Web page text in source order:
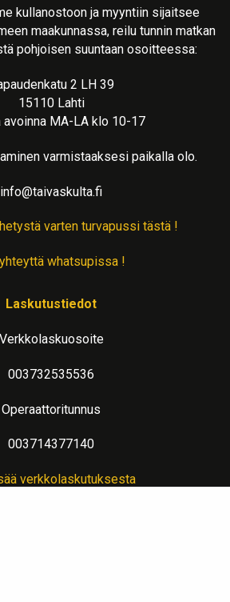
kullanostoon ja myyntiin sijaitsee
maakunnassa, reilu tunnin matkan
pohjoisen suuntaan osoitteessa:
2 LH 39
15110 Lahti
MA-LA klo 10-17
varmistaaksesi paikalla olo.
info@taivaskulta.fi
varten turvapussi tästä !
whatsupissa !
Laskutustiedot
Verkkolaskuosoite
003732535536
Operaattoritunnus
003714377140
verkkolaskutuksesta